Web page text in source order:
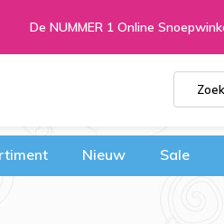
De NUMMER 1 Online
Nieuw Sale